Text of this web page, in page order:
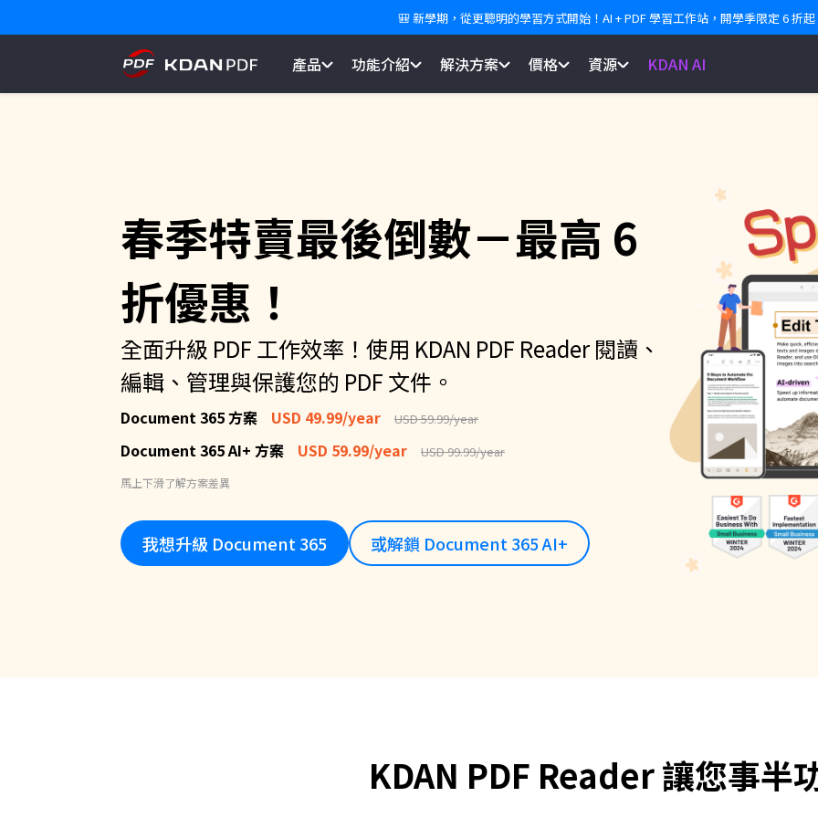
🎒 新學期，從更聰明的學習方式開始！AI + PDF 學習工作站，開學季限定 6 折
產品 功能介紹 解決方案 價格 資源 KDAN AI
春季特賣最後倒數－最高 6
折優惠！
全面升級 PDF 工作效率！使用 KDAN PDF Reader 閱讀、
編輯、管理與保護您的 PDF 文件。
Document 365 方案 USD 49.99/year USD 59.99/year
Document 365 AI+ 方案 USD 59.99/year USD 99.99/year
馬上下滑了解方案差異
我想升級 Document 365 或解鎖 Document 365 AI+
KDAN PDF Reader 讓您事半